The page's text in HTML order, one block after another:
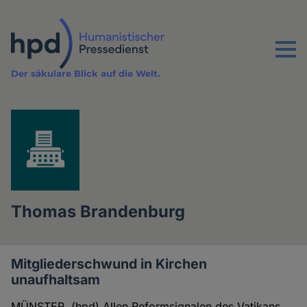
Inhalt
Menu
Der säkulare Blick auf die Welt.
Thomas Brandenburg
Artikel
Mitgliederschwund in Kirchen
unaufhaltsam